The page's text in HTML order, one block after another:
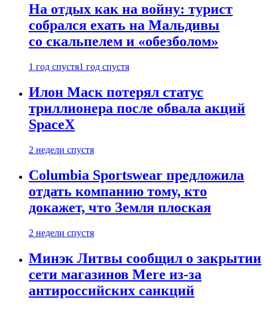
На отдых как на войну: турист
собрался ехать на Мальдивы
со скальпелем и «обезболом»
1 год спустя1 год спустя
Илон Маск потерял статус
триллионера после обвала акций
SpaceX
2 недели спустя
Columbia Sportswear предложила
отдать компанию тому, кто
докажет, что Земля плоская
2 недели спустя
Минэк Литвы сообщил о закрытии
сети магазинов Mere из-за
антироссийских санкций